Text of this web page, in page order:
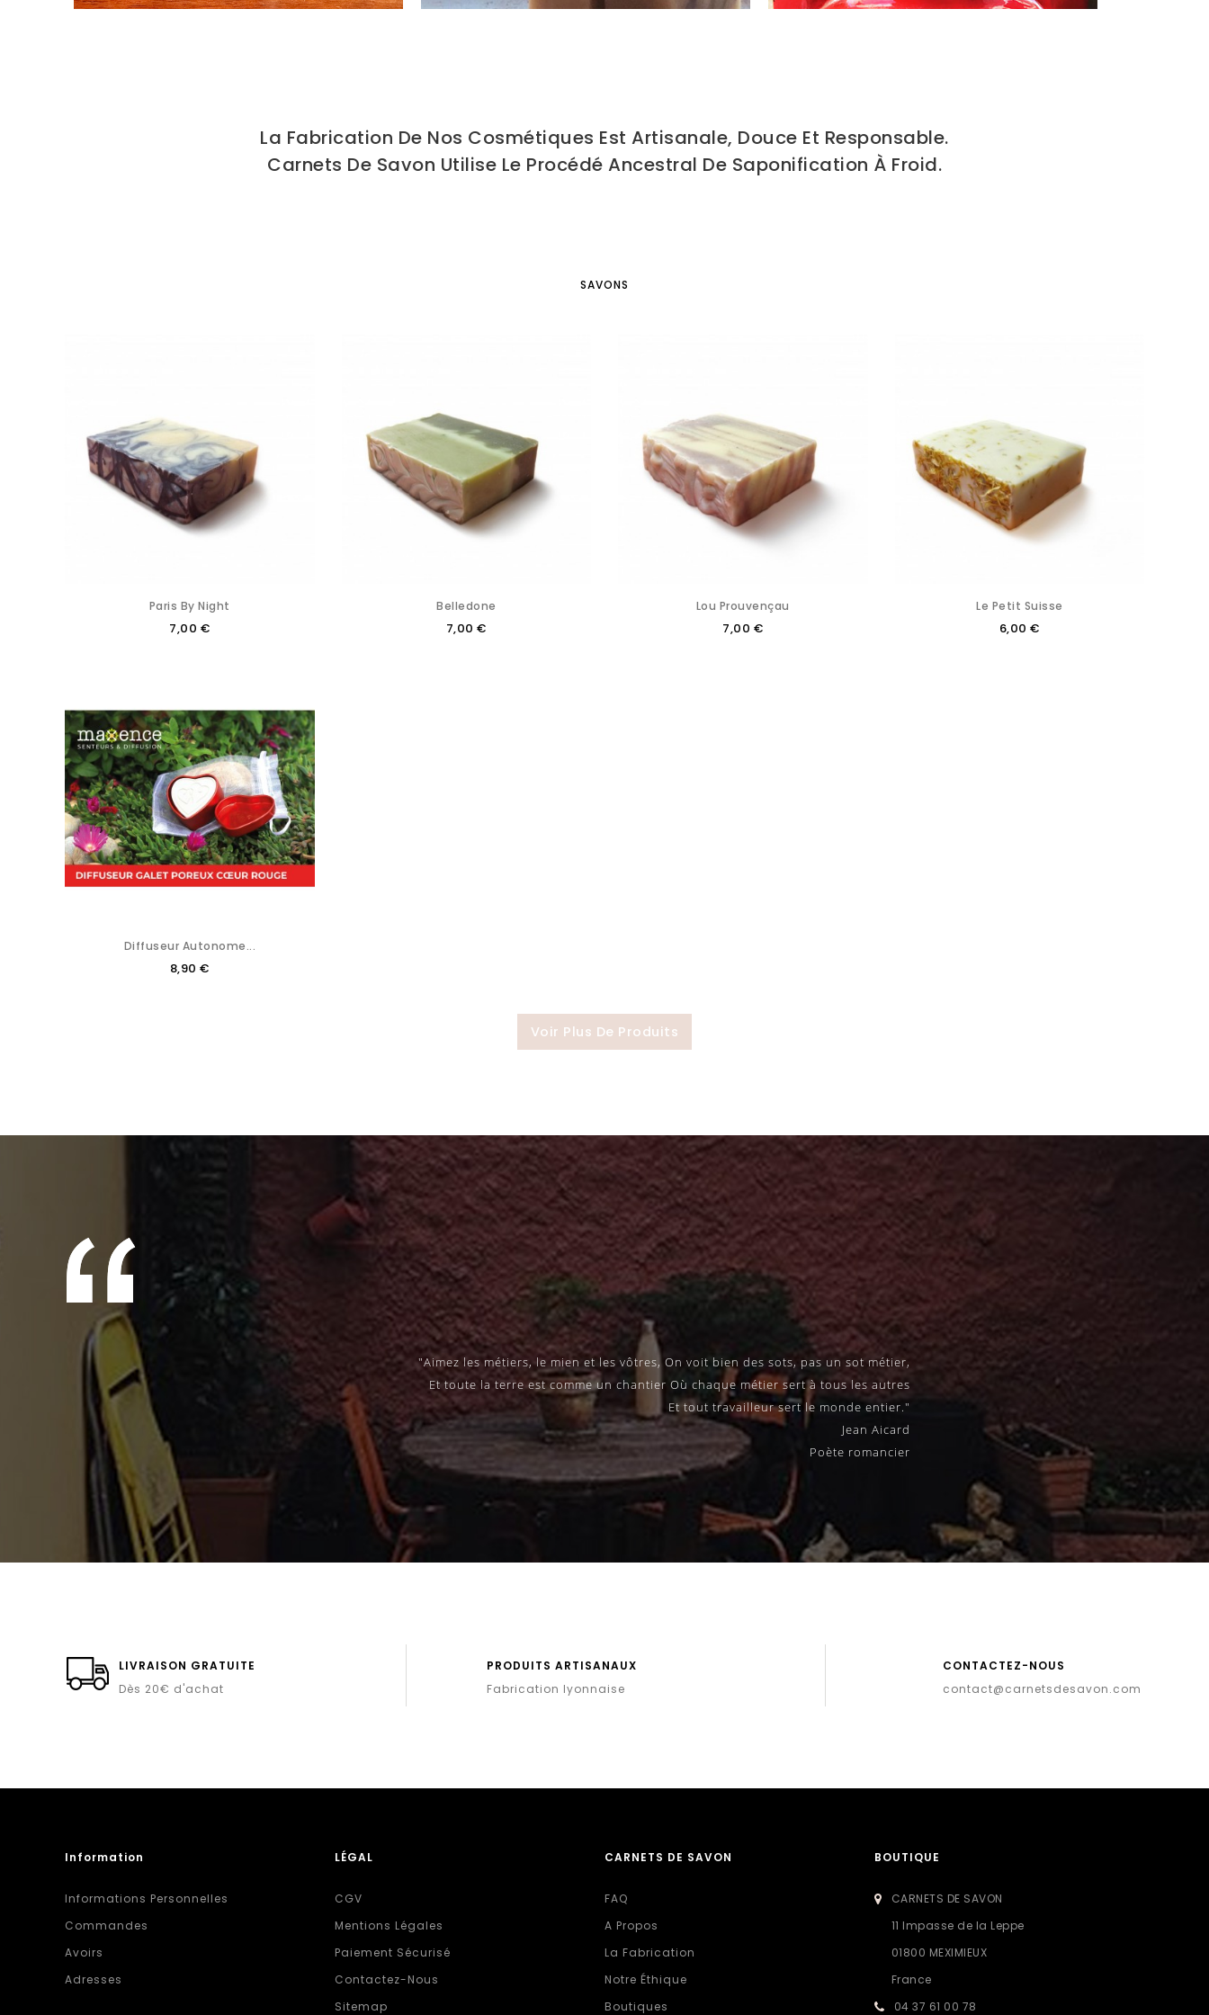
La Fabrication De Nos Cosmétiques Est Artisanale, Douce Et Responsable.
Carnets De Savon Utilise Le Procédé Ancestral De Saponification À Froid.
SAVONS
Paris By Night
7,00 €
Belledone
7,00 €
Lou Prouvençau
7,00 €
Le Petit Suisse
6,00 €
Diffuseur Autonome...
8,90 €
Voir Plus De Produits
"Aimez les métiers, le mien et les vôtres, On voit bien des sots, pas un sot métier,
Et toute la terre est comme un chantier Où chaque métier sert à tous les autres
Et tout travailleur sert le monde entier."
Jean Aicard
Poète romancier
LIVRAISON GRATUITE
Dès 20€ d'achat
PRODUITS ARTISANAUX
Fabrication lyonnaise
CONTACTEZ-NOUS
contact@carnetsdesavon.com
Information
Informations Personnelles
Commandes
Avoirs
Adresses
LÉGAL
CGV
Mentions Légales
Paiement Sécurisé
Contactez-Nous
Sitemap
CARNETS DE SAVON
FAQ
A Propos
La Fabrication
Notre Éthique
Boutiques
BOUTIQUE
CARNETS DE SAVON
11 Impasse de la Leppe
01800 MEXIMIEUX
France
04 37 61 00 78